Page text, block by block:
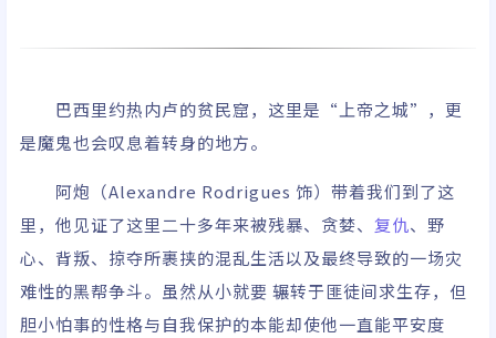
巴西里约热内卢的贫民窟，这里是“上帝之城”，更
是魔鬼也会叹息着转身的地方。
阿炮（Alexandre Rodrigues 饰）带着我们到了这
里，他见证了这里二十多年来被残暴、贪婪、 复仇、野
心、背叛、掠夺所裹挟的混乱生活以及最终导致的一场灾
难性的黑帮争斗。虽然从小就要 辗转于匪徒间求生存，但
胆小怕事的性格与自我保护的本能却使他一直能平安度